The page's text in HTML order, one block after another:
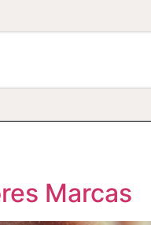
Marcas